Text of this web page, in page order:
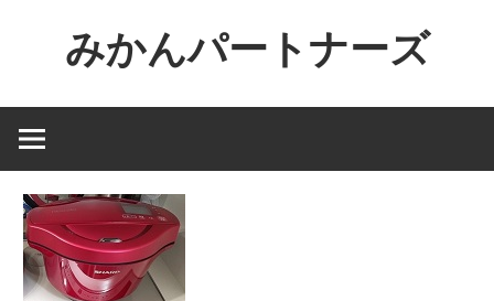
ン
へ
みかんパートナーズ
ー
ジ
ャ
ン
ル
で